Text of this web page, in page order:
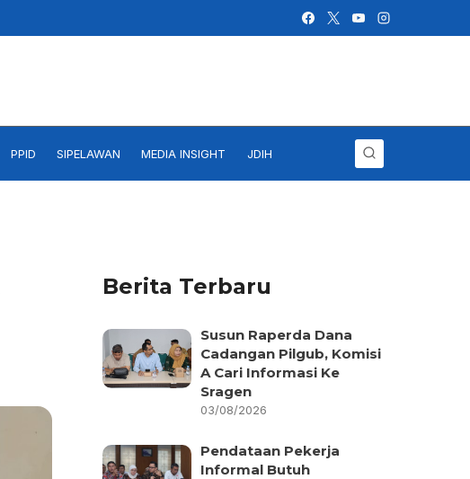
PPID SIPELAWAN MEDIA INSIGHT JDIH
Berita Terbaru
Susun Raperda Dana
Cadangan Pilgub, Komisi
A Cari Informasi Ke
Sragen
03/08/2026
Pendataan Pekerja
Informal Butuh